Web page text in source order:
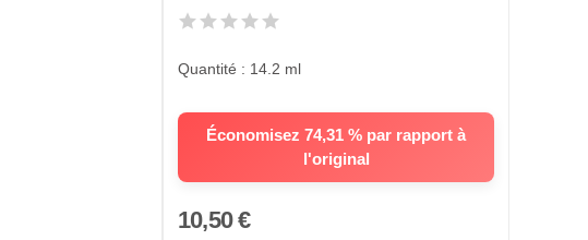
Économisez 74,31 % par rapport à
l'original
Quantité : 14.2 ml
10,50 €